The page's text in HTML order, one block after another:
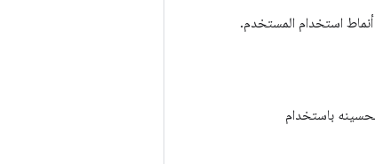
أنماط استخدام المستخدم.
باستخدام